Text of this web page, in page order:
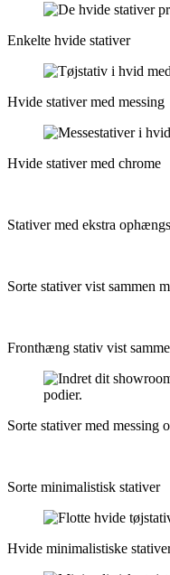
Enkelte hvide stativer
Hvide stativer med messing
Hvide stativer med chrome
Stativer med ekstra
Sorte stativer vist sammen
Fronthæng stativ vist
Sorte stativer med messing
Sorte minimalistisk stativer
Hvide minimalistiske